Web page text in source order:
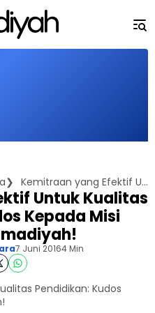
Kemitraan yang Efektif Untuk Kualitas Pendidikan: Kudos Kepada Misi Muslim Ahmadiyah!
Untuk Kualitas
Kepada Misi
7 Juni 20164 Min
Pendidikan: Kudos